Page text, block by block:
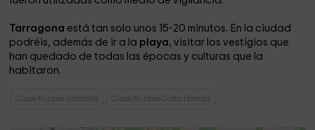
Tarragona está tan solo unos 15-20 minutos. En la ciudad
podréis, además de ir a la playa, visitar los vestigios que
han quedado de todas las épocas y culturas que la
habitaron.
Casas Rurales Vilabella Casas Rurales Costa Dorada